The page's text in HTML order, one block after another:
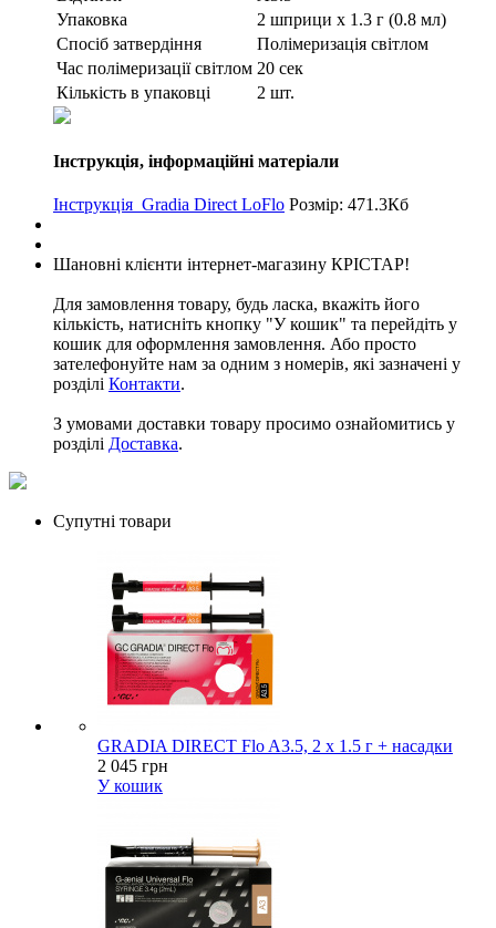
Упаковка
2 шприци х 1.3 г (0.8 мл)
Спосіб затвердіння
Полімеризація світлом
Час полімеризації світлом 20 сек
Кількість в упаковці
2 шт.
Інструкція, інформаційні матеріали
Інструкція_Gradia Direct LoFlo Розмір: 471.3Кб
Шановні клієнти інтернет-магазину КРІСТАР!
Для замовлення товару, будь ласка, вкажіть його
кількість, натисніть кнопку "У кошик" та перейдіть у
кошик для оформлення замовлення. Або просто
зателефонуйте нам за одним з номерів, які зазначені у
розділі Контакти.
З умовами доставки товару просимо ознайомитись у
розділі Доставка.
Супутні товари
GRADIA DIRECT Flo A3.5, 2 x 1.5 г + насадки
2 045 грн
У кошик